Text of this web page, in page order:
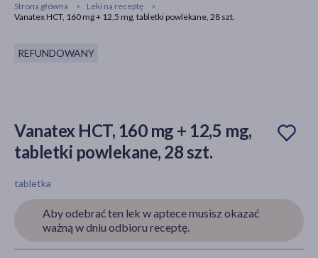
Hit
makijażu
Strona główna
Leki na receptę
Vanatex HCT, 160 mg + 12,5 mg, tabletki powlekane, 28 szt.
REFUNDOWANY
Vanatex HCT, 160 mg + 12,5 mg,
tabletki powlekane, 28 szt.
tabletka
Aby odebrać ten lek w aptece musisz okazać
ważną w dniu odbioru receptę.